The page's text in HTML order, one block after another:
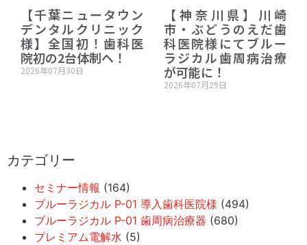
【千葉ニュータウン
デンタルクリニック
様】全国初！歯科医
院初の2台体制へ！
2026年07月30日
【神奈川県】川崎
市・ぶどうのえだ歯
科医院様にてブルー
ラジカル歯周病治療
が可能に！
2026年07月29日
カテゴリー
セミナー情報 (164)
ブルーラジカル P-01 導入歯科医院様 (494)
ブルーラジカル P-01 歯周病治療器 (680)
プレミアム電解水 (5)